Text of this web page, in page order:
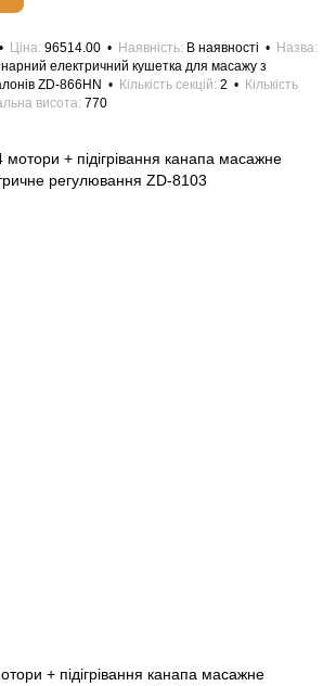
Ціна 96514.00 Наявність В наявності
Назва
електричний кушетка для масажу з
ZD-866HN
Кількість секцій 2
Кількість
висота 770
+ підігрівання канапа масажне